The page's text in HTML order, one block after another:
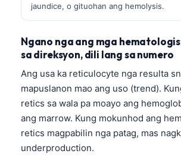
jaundice, o gituohan ang hemolysis.
Ngano nga ang mga
sa direksyon, dili lang sa numero
Ang usa ka reticulocyte nga resulta
mapuslanon mao ang uso (trend).
retics sa wala pa moayo ang
ang marrow. Kung mokunhod ang
retics magpabilin nga patag, mas
underproduction.